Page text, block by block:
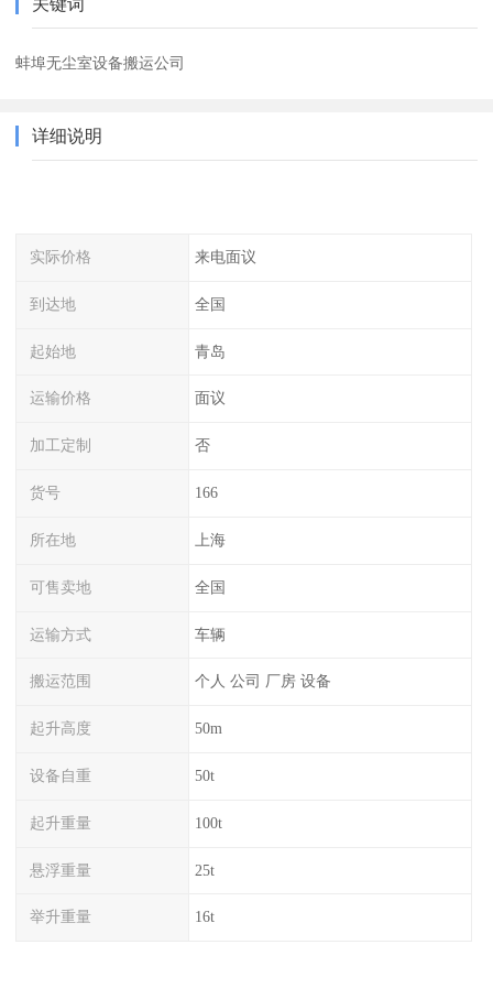
蚌埠无尘室设备搬运公司
详细说明
实际价格 来电面议
到达地 全国
起始地 青岛
运输价格 面议
加工定制 否
货号 166
所在地 上海
可售卖地 全国
运输方式 车辆
搬运范围 个人 公司 厂房 设备
起升高度 50m
设备自重 50t
起升重量 100t
悬浮重量 25t
举升重量 16t